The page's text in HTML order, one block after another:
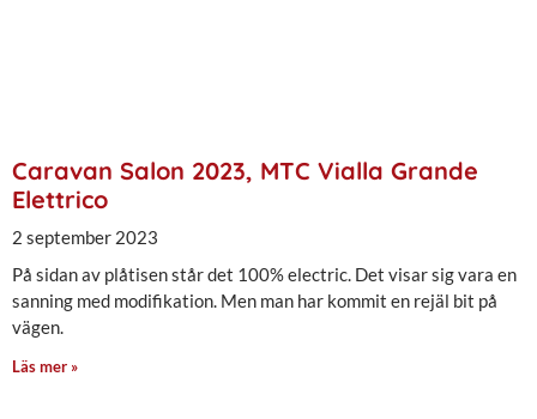
Caravan Salon 2023, MTC Vialla Grande
Elettrico
2 september 2023
På sidan av plåtisen står det 100% electric. Det visar sig vara en
sanning med modifikation. Men man har kommit en rejäl bit på
vägen.
Läs mer »